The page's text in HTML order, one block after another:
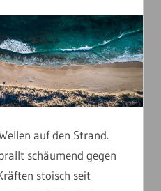
auf den Strand.
schäumend gegen
stoisch seit